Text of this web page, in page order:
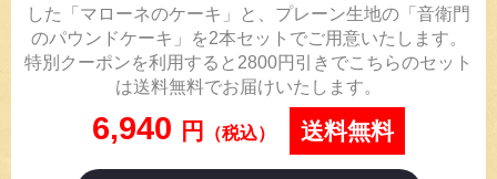
した「マローネのケーキ」と、プレーン生地の「音衛門
のパウンドケーキ」を2本セットでご用意いたします。
特別クーポンを利用すると2800円引きでこちらのセット
は送料無料でお届けいたします。
6,940 円 （税込） 送料無料